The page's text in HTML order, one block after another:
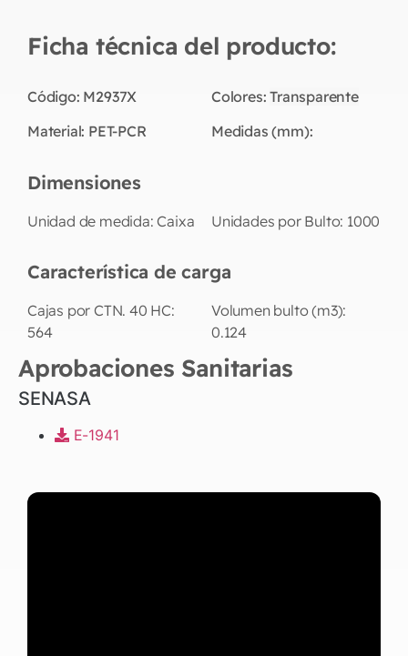
Ficha técnica del producto:
Código: M2937X
Material: PET-PCR
Colores:Transparente
Medidas (mm):
Dimensiones
Unidad de medida:Caixa Unidades por Bulto: 1000
Característica de carga
Cajas por CTN. 40 HC:
564
Volumen bulto (m3):
0.124
Aprobaciones Sanitarias
SENASA
E-1941